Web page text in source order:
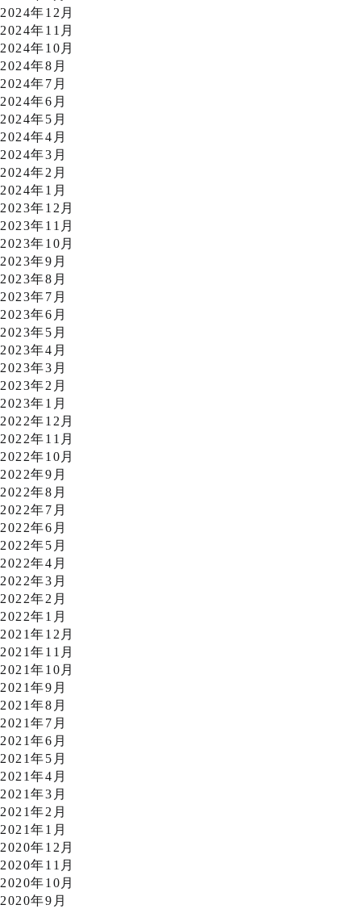
2024年12月
2024年11月
2024年10月
2024年8月
2024年7月
2024年6月
2024年5月
2024年4月
2024年3月
2024年2月
2024年1月
2023年12月
2023年11月
2023年10月
2023年9月
2023年8月
2023年7月
2023年6月
2023年5月
2023年4月
2023年3月
2023年2月
2023年1月
2022年12月
2022年11月
2022年10月
2022年9月
2022年8月
2022年7月
2022年6月
2022年5月
2022年4月
2022年3月
2022年2月
2022年1月
2021年12月
2021年11月
2021年10月
2021年9月
2021年8月
2021年7月
2021年6月
2021年5月
2021年4月
2021年3月
2021年2月
2021年1月
2020年12月
2020年11月
2020年10月
2020年9月